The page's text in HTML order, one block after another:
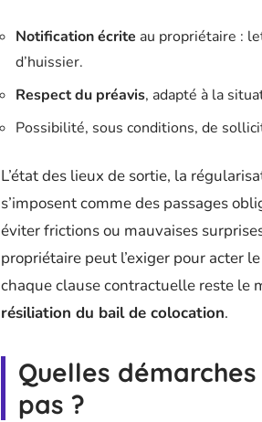
Notification écrite au propriétaire :
d’huissier.
Respect du préavis, adapté à la
Possibilité, sous conditions, de
L’état des lieux de sortie, la
s’imposent comme des passages
éviter frictions ou mauvaises
propriétaire peut l’exiger pour acter
chaque clause contractuelle reste le
résiliation du bail de colocation.
Quelles
pas ?